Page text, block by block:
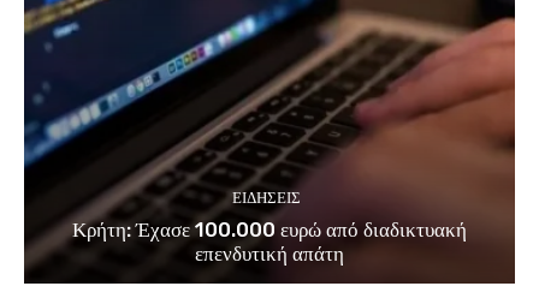
ΕΙΔΗΣΕΙΣ
Κρήτη: Έχασε 100.000 ευρώ από διαδικτυακή
επενδυτική απάτη